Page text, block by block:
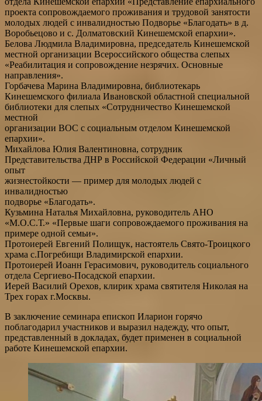
проекта сопровождаемого проживания и трудовой занятости
молодых людей с инвалидностью Подворье «Благодать» в д.
Воробьецово и с. Долматовский Кинешемской епархии».
Белова Людмила Владимировна, председатель Кинешемской
местной организации Всероссийского общества слепых
«Реабилитация и сопровождение незрячих. Основные
направления».
Горбачева Марина Владимировна, библиотекарь
Кинешемского филиала Ивановской областной специальной
библиотеки для слепых «Сотрудничество Кинешемской
местной
организации ВОС с социальным отделом Кинешемской
епархии».
Михайлова Юлия Валентиновна, сотрудник
Представительства ДНР в Российской Федерации «Личный
опыт
жизнестойкости — пример для молодых людей с
инвалидностью
подворье «Благодать».
Кузьмина Наталья Михайловна, руководитель АНО
«М.О.С.Т.» «Первые шаги сопровождаемого проживания на
примере одной семьи».
Протоиерей Евгений Полищук, настоятель Свято-Троицкого
храма с.Погребищи Владимирской епархии.
Протоиерей Иоанн Герасимович, руководитель социального
отдела Сергиево-Посадской епархии.
Иерей Василий Орехов, клирик храма святителя Николая на
Трех горах г.Москвы.
В заключение семинара епископ Иларион горячо
поблагодарил участников и выразил надежду, что опыт,
представленный в докладах, будет применен в социальной
работе Кинешемской епархии.